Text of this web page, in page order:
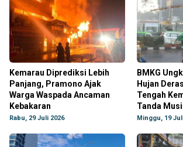
Kemarau Diprediksi Lebih
Panjang, Pramono Ajak
Warga Waspada Ancaman
Kebakaran
Rabu, 29 Juli 2026
BMKG
Hujan
Tengah
Tanda
Minggu, 19